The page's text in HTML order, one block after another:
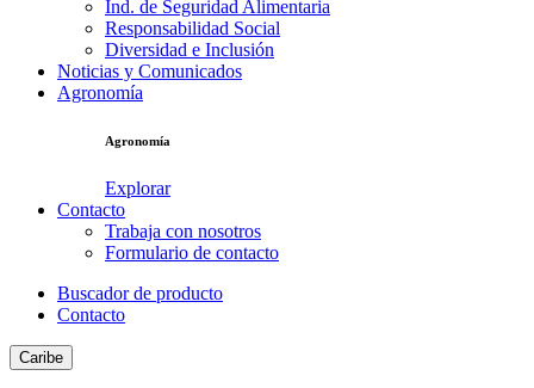
Índ. de Seguridad Alimentaria
Responsabilidad Social
Diversidad e Inclusión
Noticias y Comunicados
Agronomía
Agronomía
Explorar
Contacto
Trabaja con nosotros
Formulario de contacto
Buscador de producto
Contacto
Caribe